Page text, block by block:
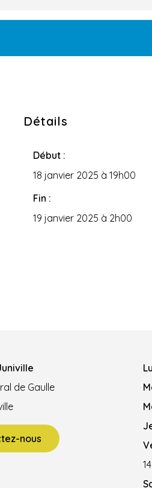
Détails
Début :
18 janvier 2025 à 19h00
Fin :
19 janvier 2025 à 2h00
de Gaulle
nous